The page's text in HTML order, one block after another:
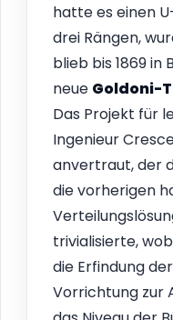
hatte es einen
drei Rängen,
blieb bis 1869 in
neue Goldoni-
Das Projekt für
Ingenieur
anvertraut, der
die vorherigen
trivialisierte,
die Erfindung
Vorrichtung zur